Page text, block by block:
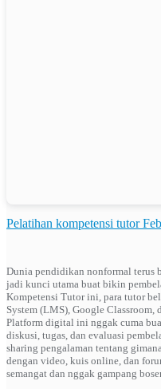
Pelatihan kompetensi tutor
Dunia pendidikan nonformal terus
jadi kunci utama buat bikin
Kompetensi Tutor ini, para tutor
System (LMS), Google Classroom,
Platform digital ini nggak cuma
diskusi, tugas, dan evaluasi
sharing pengalaman tentang
dengan video, kuis online, dan
semangat dan nggak gampang